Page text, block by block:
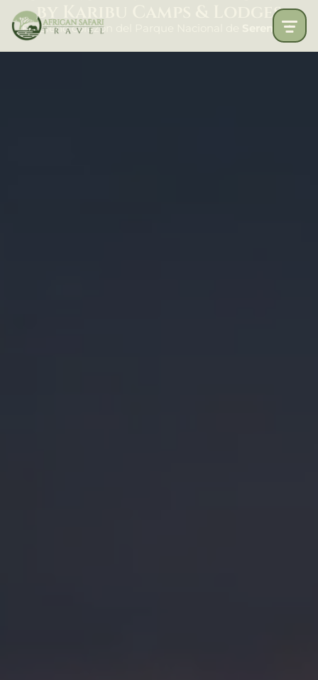
by Karibu Camps & Lodges
En pleno corazón del Parque Nacional de Serengeti